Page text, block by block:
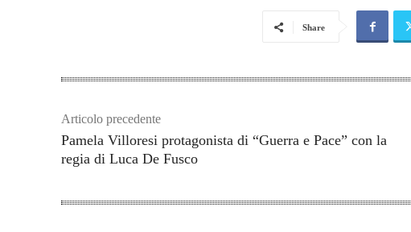
Share
Articolo precedente
Pamela Villoresi protagonista di “Guerra e Pace” con la
regia di Luca De Fusco